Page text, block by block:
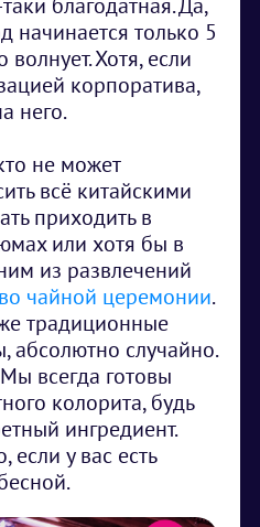
начинается только 5
Хотя, если
корпоратива,
него.
не может
всё китайскими
приходить в
или хотя бы в
из развлечений
чайной церемонии.
традиционные
абсолютно случайно.
всегда готовы
колорита, будь
ингредиент.
если у вас есть